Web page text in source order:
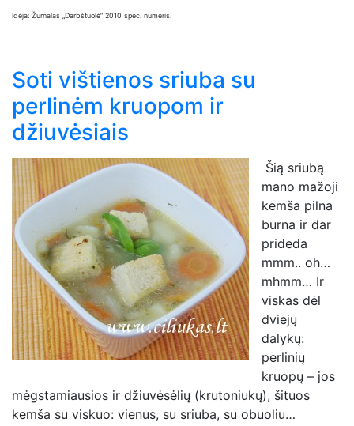
Idėja: Žurnalas „Darbštuolė” 2010 spec. numeris.
Soti vištienos sriuba su
perlinėm kruopom ir
džiuvėsiais
Šią sriubą
mano mažoji
kemša pilna
burna ir dar
prideda
mmm.. oh…
mhmm… Ir
viskas dėl
dviejų
dalykų:
perlinių
kruopų – jos
mėgstamiausios ir džiuvėsėlių (krutoniukų), šituos
kemša su viskuo: vienus, su sriuba, su obuoliu…